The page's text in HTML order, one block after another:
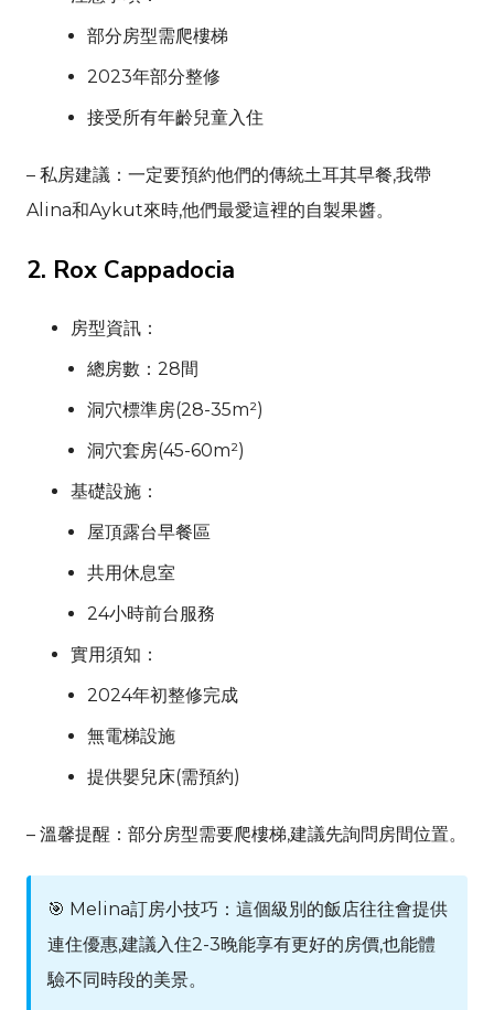
部分房型需爬樓梯
2023年部分整修
接受所有年齡兒童入住
– 私房建議：一定要預約他們的傳統土耳其早餐,我帶
Alina和Aykut來時,他們最愛這裡的自製果醬。
2. Rox Cappadocia
房型資訊：
總房數：28間
洞穴標準房(28-35m²)
洞穴套房(45-60m²)
基礎設施：
屋頂露台早餐區
共用休息室
24小時前台服務
實用須知：
2024年初整修完成
無電梯設施
提供嬰兒床(需預約)
– 溫馨提醒：部分房型需要爬樓梯,建議先詢問房間位置。
🎯 Melina訂房小技巧：這個級別的飯店往往會提供
連住優惠,建議入住2-3晚能享有更好的房價,也能體
驗不同時段的美景。